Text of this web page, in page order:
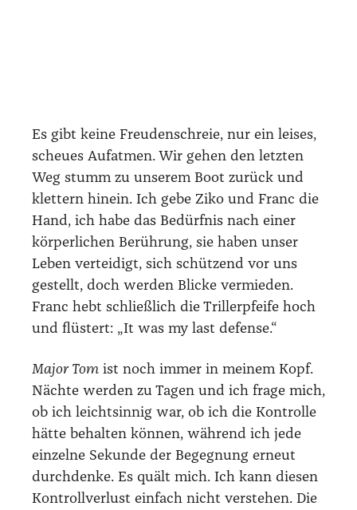
Es gibt kei­ne Freu­den­schreie, nur ein lei­ses,
scheu­es Auf­at­men. Wir gehen den letz­ten
Weg stumm zu unse­rem Boot zurück und
klet­tern hin­ein. Ich gebe Ziko und Franc die
Hand, ich habe das Bedürf­nis nach einer
kör­per­li­chen Berüh­rung, sie haben unser
Leben ver­tei­digt, sich schüt­zend vor uns
gestellt, doch wer­den Bli­cke ver­mie­den.
Franc hebt schließ­lich die Tril­ler­pfei­fe hoch
und flüs­tert: „It was my last defen­se.“
Major Tom ist noch immer in mei­nem Kopf.
Näch­te wer­den zu Tagen und ich fra­ge mich,
ob ich leicht­sin­nig war, ob ich die Kon­trol­le
hät­te behal­ten kön­nen, wäh­rend ich jede
ein­zel­ne Sekun­de der Begeg­nung erneut
durch­den­ke. Es quält mich. Ich kann die­sen
Kon­troll­ver­lust ein­fach nicht ver­ste­hen. Die